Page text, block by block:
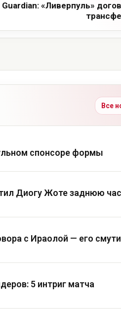
Guardian: «Ливерпуль»
Все
спонсоре формы
Диогу Жоте заднюю
с Ираолой — его
5 интриг матча